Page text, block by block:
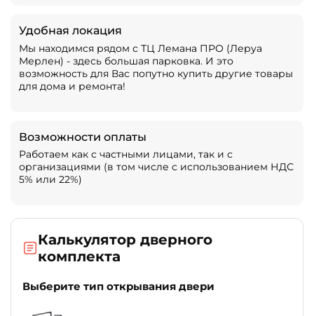
Удобная локация
Мы находимся рядом с ТЦ Лемана ПРО (Леруа
Мерлен) - здесь большая парковка. И это
возможность для Вас попутно купить другие товары
для дома и ремонта!
Возможности оплаты
Работаем как с частными лицами, так и с
организациями (в том числе с использованием НДС
5% или 22%)
Калькулятор дверного
комплекта
Выберите тип открывания двери